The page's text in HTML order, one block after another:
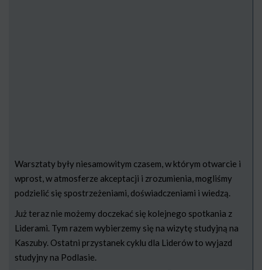
Warsztaty były niesamowitym czasem, w którym otwarcie i
wprost, w atmosferze akceptacji i zrozumienia, mogliśmy
podzielić się spostrzeżeniami, doświadczeniami i wiedzą.
Już teraz nie możemy doczekać się kolejnego spotkania z
Liderami. Tym razem wybierzemy się na wizytę studyjną na
Kaszuby. Ostatni przystanek cyklu dla Liderów to wyjazd
studyjny na Podlasie.